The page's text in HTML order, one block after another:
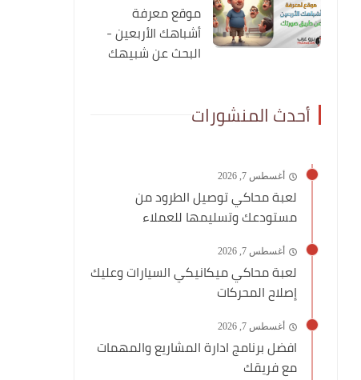
موقع معرفة
أشباهك الأربعين -
البحث عن شبيهك
أحدث المنشورات
أغسطس 7, 2026
لعبة محاكي توصيل الطرود من
مستودعك وتسليمها للعملاء
أغسطس 7, 2026
لعبة محاكي ميكانيكي السيارات وعليك
إصلاح المحركات
أغسطس 7, 2026
افضل برنامج ادارة المشاريع والمهمات
مع فريقك